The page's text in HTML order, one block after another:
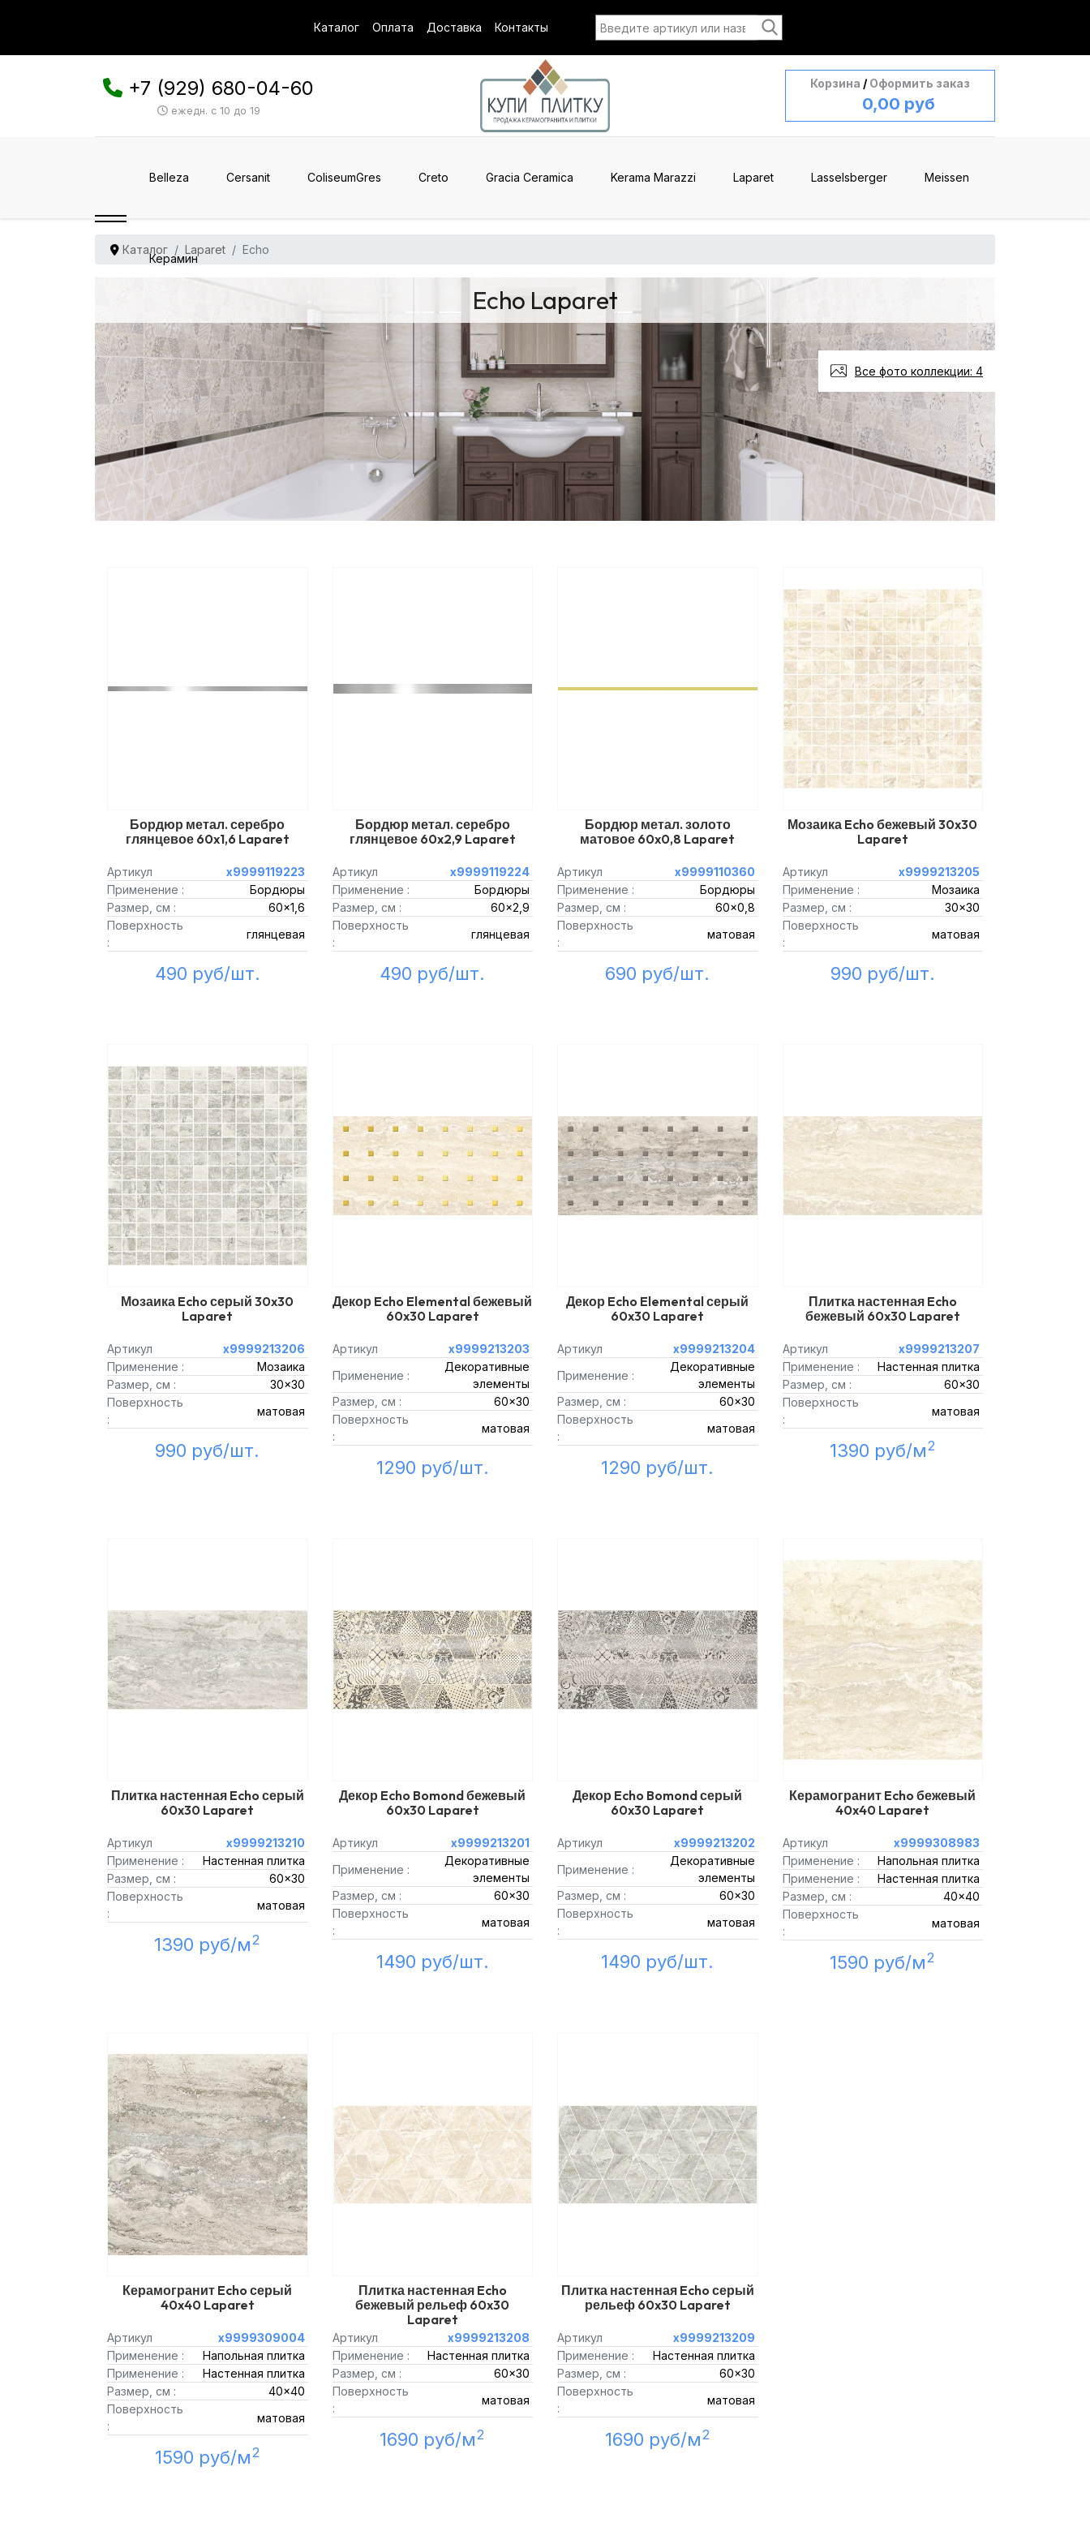
Каталог Оплата Доставка Контакты
+7 (929) 680-04-60
ежедн. с 10 до 19
Корзина / Оформить заказ
0,00 руб
Belleza Cersanit ColiseumGres Creto Gracia Ceramica Kerama Marazzi Laparet Lasselsberger Meissen
Керамин
Каталог Laparet Echo
Echo Laparet
Все фото коллекции: 4
Бордюр метал. серебро
глянцевое 60x1,6 Laparet
Артикул
х9999119223
Применение :
Бордюры
Размер, см :
60x1,6
Поверхность
:
глянцевая
490 руб/шт.
Бордюр метал. серебро
глянцевое 60x2,9 Laparet
Артикул
х9999119224
Применение :
Бордюры
Размер, см :
60x2,9
Поверхность
:
глянцевая
490 руб/шт.
Бордюр метал. золото
матовое 60x0,8 Laparet
Артикул
х9999110360
Применение :
Бордюры
Размер, см :
60x0,8
Поверхность
:
матовая
690 руб/шт.
Мозаика Echo бежевый 30x30
Laparet
Артикул
х9999213205
Применение :
Мозаика
Размер, см :
30x30
Поверхность
:
матовая
990 руб/шт.
Мозаика Echo серый 30x30
Laparet
Артикул
х9999213206
Применение :
Мозаика
Размер, см :
30x30
Поверхность
:
матовая
990 руб/шт.
Декор Echo Elemental бежевый
60x30 Laparet
Артикул
х9999213203
Применение :
Декоративные
элементы
Размер, см :
60x30
Поверхность
:
матовая
1290 руб/шт.
Декор Echo Elemental серый
60x30 Laparet
Артикул
х9999213204
Применение :
Декоративные
элементы
Размер, см :
60x30
Поверхность
:
матовая
1290 руб/шт.
Плитка настенная Echo
бежевый 60x30 Laparet
Артикул
х9999213207
Применение :
Настенная плитка
Размер, см :
60x30
Поверхность
:
матовая
1390 руб/м2
Плитка настенная Echo серый
60x30 Laparet
Артикул
х9999213210
Применение :
Настенная плитка
Размер, см :
60x30
Поверхность
:
матовая
1390 руб/м2
Декор Echo Bomond бежевый
60x30 Laparet
Артикул
х9999213201
Применение :
Декоративные
элементы
Размер, см :
60x30
Поверхность
:
матовая
1490 руб/шт.
Декор Echo Bomond серый
60x30 Laparet
Артикул
х9999213202
Применение :
Декоративные
элементы
Размер, см :
60x30
Поверхность
:
матовая
1490 руб/шт.
Керамогранит Echo бежевый
40x40 Laparet
Артикул
х9999308983
Применение :
Напольная плитка
Применение :
Настенная плитка
Размер, см :
40x40
Поверхность
:
матовая
1590 руб/м2
Керамогранит Echo серый
40x40 Laparet
Артикул
х9999309004
Применение :
Напольная плитка
Применение :
Настенная плитка
Размер, см :
40x40
Поверхность
:
матовая
1590 руб/м2
Плитка настенная Echo
бежевый рельеф 60x30
Laparet
Артикул
х9999213208
Применение :
Настенная плитка
Размер, см :
60x30
Поверхность
:
матовая
1690 руб/м2
Плитка настенная Echo серый
рельеф 60x30 Laparet
Артикул
х9999213209
Применение :
Настенная плитка
Размер, см :
60x30
Поверхность
:
матовая
1690 руб/м2